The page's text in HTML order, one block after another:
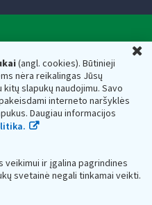
(angl. cookies). Būtinieji
nėra reikalingas Jūsų
slapukų naudojimu. Savo
interneto naršyklės
Daugiau informacijos
veikimui ir įgalina pagrindines
svetainė negali tinkamai veikti.
— 188659752,
Vilnius, Lietuva, el.paštas:
188659752
inspekciją prie Lietuvos
ir saugomi Juridinių